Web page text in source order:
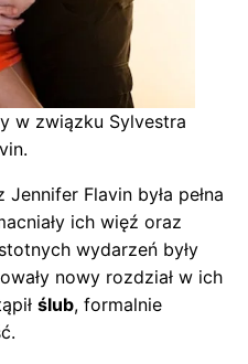
w związku Sylvestra
Jennifer Flavin była pełna
ich więź oraz
wydarzeń były
nowy rozdział w ich
ślub, formalnie